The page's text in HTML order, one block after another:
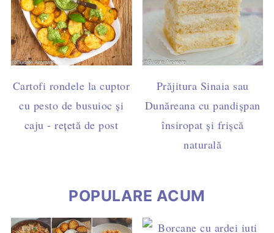
Cartofi rondele la cuptor
cu pesto de busuioc și
caju - rețetă de post
Prăjitura Sinaia sau
Dunăreana cu pandișpan
însiropat și frișcă
naturală
POPULARE ACUM